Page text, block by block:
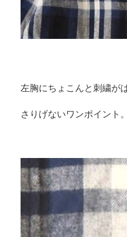
左胸にちょこんと刺繍が
さりげないワンポイント。